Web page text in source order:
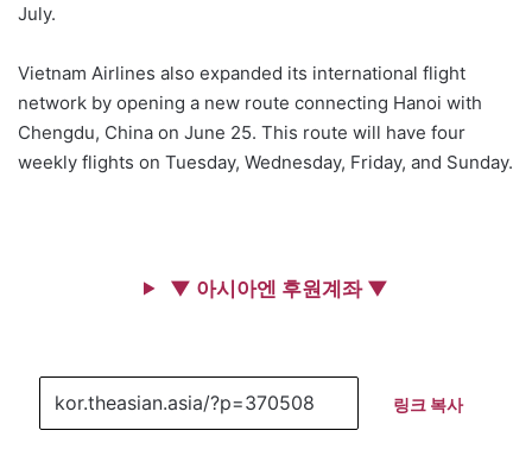
July.
Vietnam Airlines also expanded its international flight
network by opening a new route connecting Hanoi with
Chengdu, China on June 25. This route will have four
weekly flights on Tuesday, Wednesday, Friday, and Sunday.
▼ 아시아엔 후원계좌 ▼
링크 복사